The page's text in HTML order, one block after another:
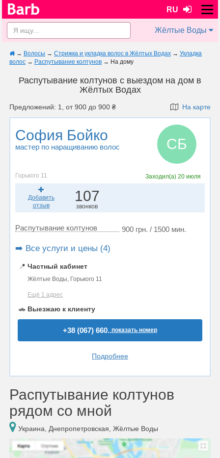
RU
Жёлтые Воды
→ Волосы → Стрижка и укладка волос в Жёлтых Водах → Укладка
волос → Распутывание колтунов → На дому
Распутывание колтунов с выездом на дом в
Жёлтых Водах
Предложений: 1, от 900 до 900 ₴ На карте
София Бойко
мастер по наращиванию волос СБ
Горького 11 Заходил(а)20 июля
Добавить
отзыв
107
звонков
Распутывание колтунов 900 грн. / 1500 мин.
➡️ Все услуги и цены (4)
📍 Частный кабинет
Жёлтые Воды, Горького 11
Ещё 1 адрес
🚗 Выезжаю к клиенту
+38 (067) 660..показать номер
Подробнее
Распутывание колтунов
рядом со мной
Украина, Днепропетровская, Жёлтые Воды